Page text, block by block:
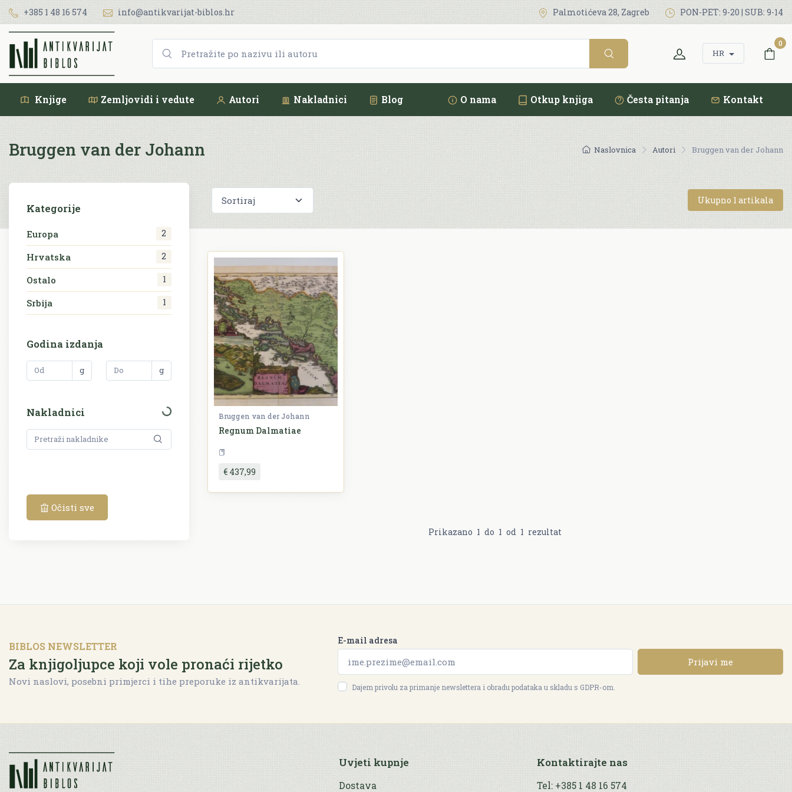
+385 1 48 16 574 info@antikvarijat-biblos.hr Palmotićeva 28, Zagreb PON-PET: 9-20 | SUB: 9-14
HR
0
Knjige Zemljovidi i vedute Autori Nakladnici Blog O nama Otkup knjiga Česta pitanja Kontakt
Naslovnica Autori Bruggen van der Johann
Bruggen van der Johann
Kategorije
Europa 2
Hrvatska 2
Ostalo 1
Srbija 1
Godina izdanja
g g
Nakladnici
Očisti sve
Ukupno 1 artikala
Bruggen van der Johann
Regnum Dalmatiae
€ 437,99
Prikazano 1 do 1 od 1 rezultat
BIBLOS NEWSLETTER
Za knjigoljupce koji vole pronaći rijetko
Novi naslovi, posebni primjerci i tihe preporuke iz antikvarijata.
E-mail adresa
Prijavi me
Dajem privolu za primanje newslettera i obradu podataka u skladu s GDPR-om.
Uvjeti kupnje
Dostava
Kontaktirajte nas
Tel: +385 1 48 16 574